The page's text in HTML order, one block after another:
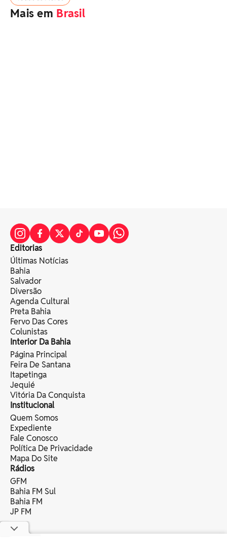
Mais em Brasil
Editorias
Últimas Notícias
Bahia
Salvador
Diversão
Agenda Cultural
Preta Bahia
Fervo Das Cores
Colunistas
Interior Da Bahia
Página Principal
Feira De Santana
Itapetinga
Jequié
Vitória Da Conquista
Institucional
Quem Somos
Expediente
Fale Conosco
Política De Privacidade
Mapa Do Site
Rádios
GFM
Bahia FM Sul
Bahia FM
JP FM